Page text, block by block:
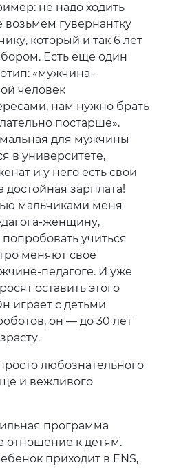
не надо ходить
возьмем гувернантку
который и так 6 лет
Есть еще один
«мужчина-
человек
нам нужно брать
постарше».
для мужчины
в университете,
и у него есть свои
достойная зарплата!
мальчиками меня
женщину,
учиться
меняют свое
педагоге. И уже
оставить этого
играет с детьми
он — до 30 лет
любознательного
и вежливого
программа
отношение к детям.
приходит в ENS,